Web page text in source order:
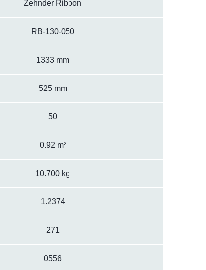
Zehnder Ribbon
RB-130-050
1333 mm
525 mm
50
0.92 m²
10.700 kg
1.2374
271
0556